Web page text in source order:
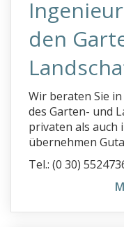
den
Wir beraten Sie
des Garten- und
privaten als auch
übernehmen
Tel.: (0 30)